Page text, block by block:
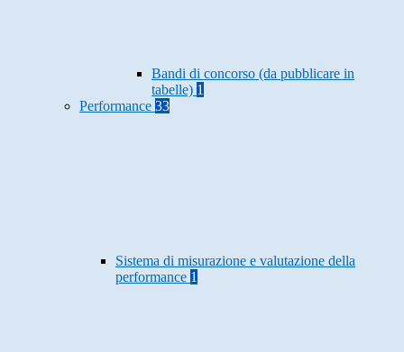
Bandi di concorso (da pubblicare in
tabelle) 1
Performance 33
Sistema di misurazione e valutazione della
performance 1